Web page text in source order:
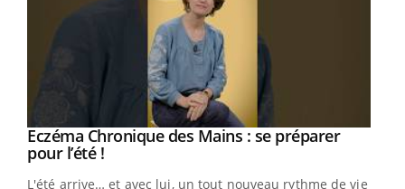
Youtube
Eczéma Chronique des Mains : se préparer
pour l’été !Youtube
L'été arrive… et avec lui, un tout nouveau rythme de vie !